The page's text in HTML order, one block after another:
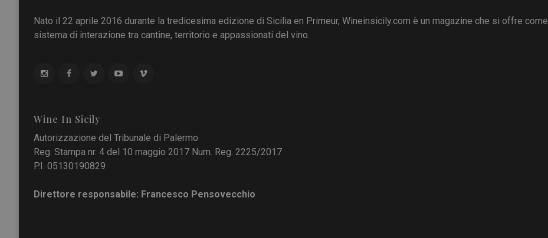
Nato il 22 aprile 2016 durante la tredicesima edizione di Sicilia en Primeur, Wineinsicily.com è un magazine che si offre come
sistema di interazione tra cantine, territorio e appassionati del vino.
Wine In Sicily
Autorizzazione del Tribunale di Palermo
Reg. Stampa nr. 4 del 10 maggio 2017 Num. Reg. 2225/2017
P.I. 05130190829
Direttore responsabile: Francesco Pensovecchio